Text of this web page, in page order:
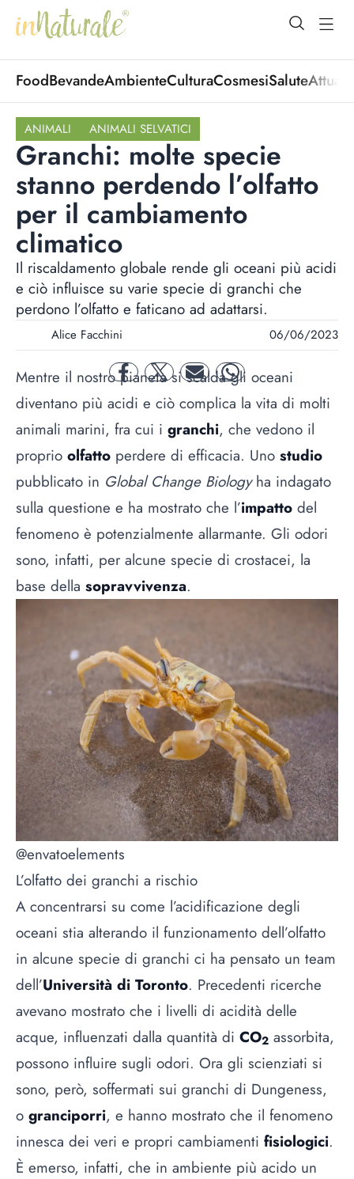
open
FoodBevandeAmbienteCulturaCosmesiSalute
ANIMALI ANIMALI SELVATICI
Granchi: molte specie
stanno perdendo l’olfatto
per il cambiamento
climatico
Il riscaldamento globale rende gli oceani più acidi
e ciò influisce su varie specie di granchi che
perdono l’olfatto e faticano ad adattarsi.
Alice Facchini 06/06/2023
facebooktwitter mail whatsapp
Mentre il nostro pianeta si scalda gli oceani
diventano più acidi e ciò complica la vita di molti
animali marini, fra cui i granchi, che vedono il
proprio olfatto perdere di efficacia. Uno studio
pubblicato in Global Change Biologyha indagato
sulla questione e ha mostrato che l’impatto del
fenomeno è potenzialmente allarmante. Gli odori
sono, infatti, per alcune specie di crostacei, la
base della sopravvivenza.
@envatoelements
L’olfatto dei granchi a rischio
A concentrarsi su come l’acidificazione degli
oceani stia alterando il funzionamento dell’olfatto
in alcune specie di granchi ci ha pensato un team
dell’Università di Toronto. Precedenti ricerche
avevano mostrato che i livelli di acidità delle
acque, influenzati dalla quantità di CO2 assorbita,
possono influire sugli odori. Ora gli scienziati si
sono, però, soffermati sui granchi di Dungeness,
o granciporri, e hanno mostrato che il fenomeno
innesca dei veri e propri cambiamenti fisiologici.
È emerso, infatti, che in ambiente più acido un